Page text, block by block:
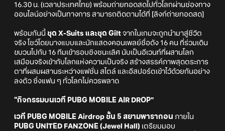
16.30 น. (เวลาประเทศไทย) พร้อมถ่ายทอดสดไปทั่วโลกผ่านช่องทาง
ออนไลน์อย่างเป็นทางการ สามารถติดตามได้ที่ [ลิงก์ถ่ายทอดสด]
พร้อมกันนี้ ชุด X-Suits และชุด Gilt จากในเกมจะถูกนำมาสู่ชีวิต
จริง โชว์โดยนางแบบและนักแสดงคอนเพลย์ชื่อดัง 16 คน ที่ร่วมเดิน
ขบวนไปกับ 16 ทีมเข้ารอบชิงชนะเลิศ นับเป็นอีเวนท์ที่ผสานโลก
เสมือนจริงเข้ากับโลกแห่งความเป็นจริง สร้างสรรค์ภาพสุดตระการ
ตาที่ผสมผสานระหว่างแฟชั่น สไตล์ และอีสปอร์ตเข้าไว้ด้วยกันอย่าง
ลงตัว ซึ่งแฟน ๆ ทั่วโลกไม่ควรพลาด
“กิจกรรมบนเวที PUBG MOBILE AIR DROP”
เวที PUBG MOBILE Airdrop ชั้น 5 สยามพารากอน ภายใน
PUBG UNITED FANZONE (Jewel Hall) เตรียมมอบ